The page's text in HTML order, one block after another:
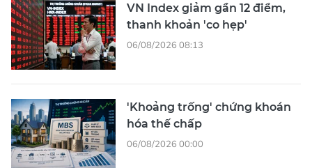
VN Index giảm gần 12 điểm,
thanh khoản 'co hẹp'
06/08/2026 08:13
'Khoảng trống' chứng khoán
hóa thế chấp
06/08/2026 00:00